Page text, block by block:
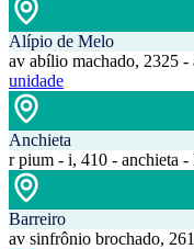
Alípio de Melo
av abílio machado, 2325
unidade
Anchieta
r pium - i, 410 - anchieta -
Barreiro
av sinfrônio brochado,